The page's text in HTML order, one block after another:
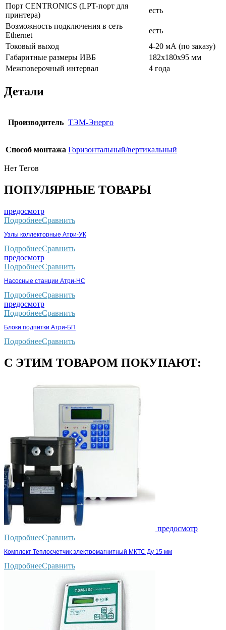
Порт CENTRONICS (LPT-порт для
принтера)
есть
Возможность подключения в сеть
Ethernet
есть
Токовый выход
4-20 мА (по заказу)
Габаритные размеры ИВБ
182х180х95 мм
Межповерочный интервал
4 года
Детали
Производитель ТЭМ-Энерго
Способ монтажа Горизонтальный/вертикальный
Нет Тегов
ПОПУЛЯРНЫЕ ТОВАРЫ
предосмотр
ПодробнееСравнить
Узлы коллекторные Атри-УК
ПодробнееСравнить
предосмотр
ПодробнееСравнить
Насосные станции Атри-НС
ПодробнееСравнить
предосмотр
ПодробнееСравнить
Блоки подпитки Атри-БП
ПодробнееСравнить
С ЭТИМ ТОВАРОМ ПОКУПАЮТ:
предосмотр
ПодробнееСравнить
Комплект Теплосчетчик электромагнитный МКТС Ду 15 мм
ПодробнееСравнить